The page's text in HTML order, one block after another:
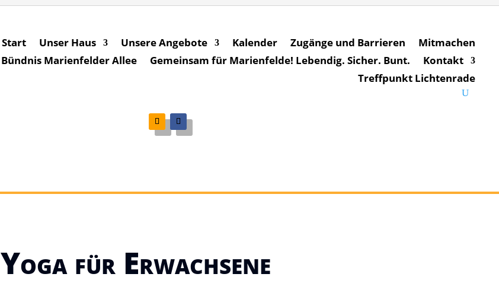
Start Unser Haus Unsere Angebote Kalender Zugänge und Barrieren
Mitmachen
Bündnis Marienfelder Allee
Gemeinsam für Marienfelde! Lebendig. Sicher. Bunt.
Kontakt
Treffpunkt Lichtenrade
Yoga für Erwachsene